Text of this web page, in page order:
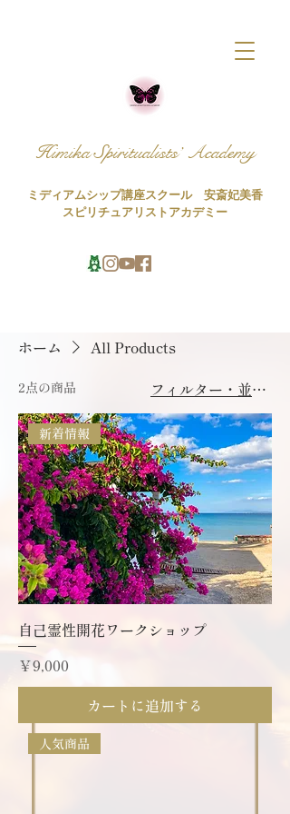
Himika Spiritualists’ Academy
ミディアムシップ講座スクール 安斎妃美香
スピリチュアリストアカデミー
ホーム All Products
2点の商品 フィルター・並び替え
新着情報
自己霊性開花ワークショップ
価格
￥9,000
カートに追加する
人気商品